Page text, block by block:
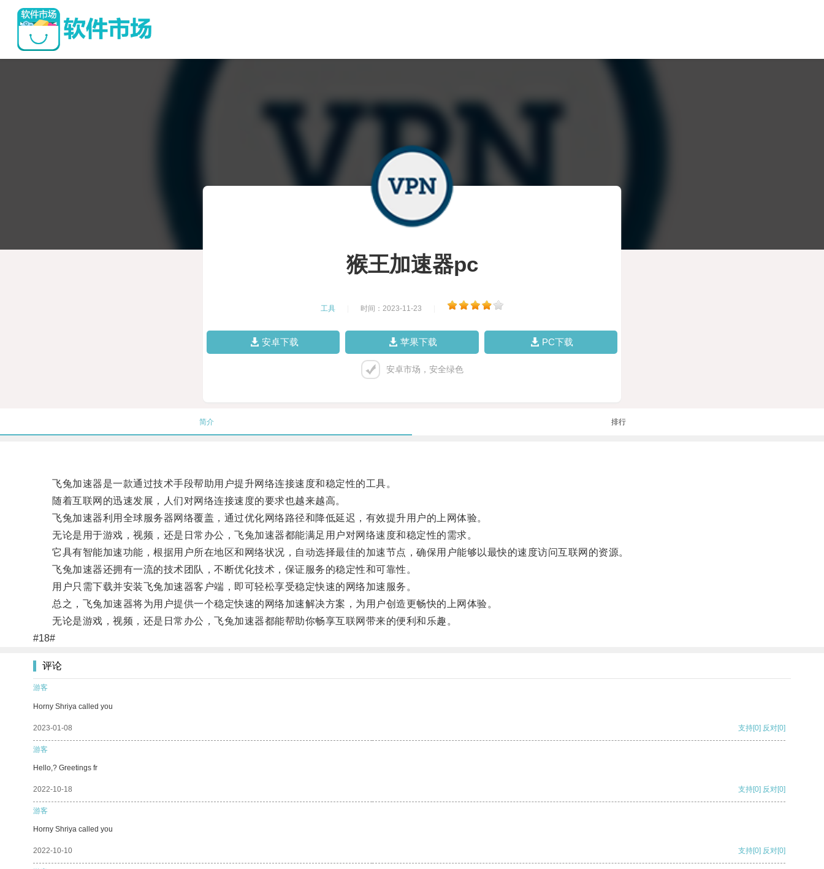
猴王加速器pc
工具 时间：2023-11-23
安卓下载 苹果下载 PC下载
安卓市场，安全绿色
简介 排行
飞兔加速器是一款通过技术手段帮助用户提升网络连接速度和稳定性的工具。
随着互联网的迅速发展，人们对网络连接速度的要求也越来越高。
飞兔加速器利用全球服务器网络覆盖，通过优化网络路径和降低延迟，有效提升用户的上网体验。
无论是用于游戏，视频，还是日常办公，飞兔加速器都能满足用户对网络速度和稳定性的需求。
它具有智能加速功能，根据用户所在地区和网络状况，自动选择最佳的加速节点，确保用户能够以最快的速度访问互联网的资源。
飞兔加速器还拥有一流的技术团队，不断优化技术，保证服务的稳定性和可靠性。
用户只需下载并安装飞兔加速器客户端，即可轻松享受稳定快速的网络加速服务。
总之，飞兔加速器将为用户提供一个稳定快速的网络加速解决方案，为用户创造更畅快的上网体验。
无论是游戏，视频，还是日常办公，飞兔加速器都能帮助你畅享互联网带来的便利和乐趣。
#18#
评论
游客
Horny Shriya called you
2023-01-08 支持[0] 反对[0]
游客
Hello,? Greetings fr
2022-10-18 支持[0] 反对[0]
游客
Horny Shriya called you
2022-10-10 支持[0] 反对[0]